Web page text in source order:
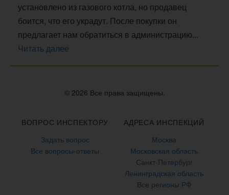
установлено из газового котла, но продавец
боится, что его украдут. После покупки он
предлагает нам обратиться в администрацию...
Читать далее
© 2026 Все права защищены.
ВОПРОС ИНСПЕКТОРУ
Задать вопрос
Все вопросы-ответы
АДРЕСА ИНСПЕКЦИЙ
Москва
Московская область
Санкт-Петербург
Ленинградская область
Все регионы РФ